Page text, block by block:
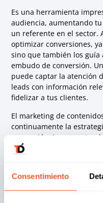
Consentimiento
Es una herramienta
audiencia, aumentando
un referente en el sector.
optimizar conversiones,
sino que también los guía
embudo de conversión.
puede captar la atención
leads con información
fidelizar a tus clientes.
El marketing de
continuamente la
conversión,
clientes. Es